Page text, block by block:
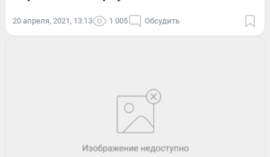
20 апреля, 2021, 13:13 1 005 Обсудить